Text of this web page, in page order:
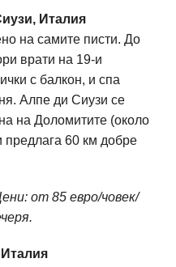
Италия
на самите писти. До
врати на 19-и
с балкон, и спа
Алпе ди Сиузи се
на Доломитите (около
60 км добре
от 85 евро/човек/